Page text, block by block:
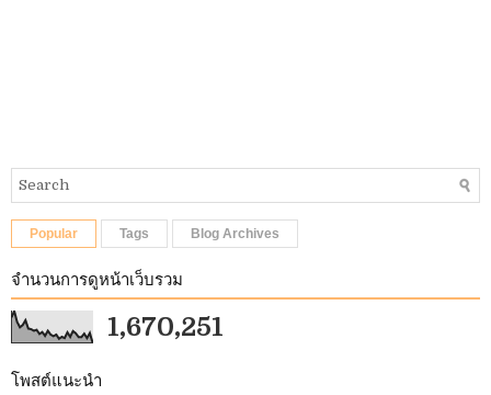
Popular Tags Blog Archives
จำนวนการดูหน้าเว็บรวม
1,670,251
โพสต์แนะนำ